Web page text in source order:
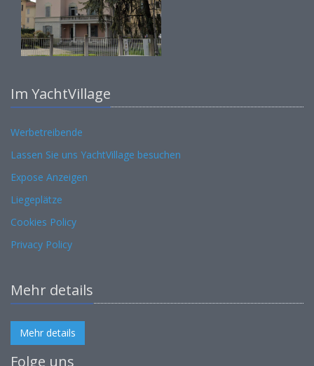
Im YachtVillage
Werbetreibende
Lassen Sie uns YachtVillage besuchen
Expose Anzeigen
Liegeplätze
Cookies Policy
Privacy Policy
Mehr details
Mehr details
Folge uns